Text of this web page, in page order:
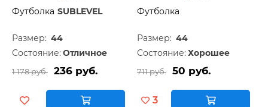
Футболка SUBLEVEL
Размер: 44
Состояние: Отличное
1 178 руб. 236 руб.
Футболка
Размер: 44
Состояние: Хорошее
711 руб. 50 руб.
3